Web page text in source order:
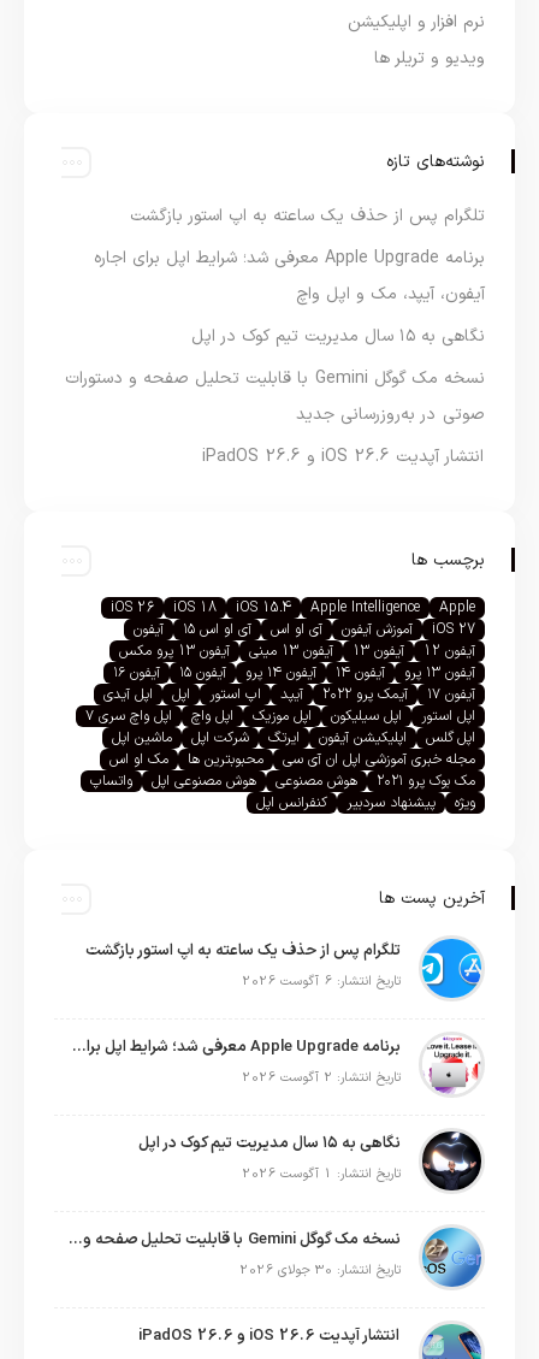
نرم افزار و اپلیکیشن
ویدیو و تریلر ها
نوشته‌های تازه
تلگرام پس از حذف یک ساعته به اپ استور بازگشت
برنامه Apple Upgrade معرفی شد؛ شرایط اپل برای اجاره
آیفون، آیپد، مک و اپل واچ
نگاهی به ۱۵ سال مدیریت تیم کوک در اپل
نسخه مک گوگل Gemini با قابلیت تحلیل صفحه و دستورات
صوتی در به‌روزرسانی جدید
انتشار آپدیت iOS 26.6 و iPadOS 26.6
برچسب ها
Apple
Apple Intelligence
iOS 15.4
iOS 18
iOS 26
iOS 27
آموزش آیفون آی او اس آی او اس ۱۵
آیفون
آیفون 12
آیفون 13 آیفون 13 مینی
آیفون 13 پرو مکس
آیفون ۱۳ پرو
آیفون ۱۴ آیفون ۱۴ پرو آیفون ۱۵
آیفون ۱۶
آیفون ۱۷
آیمک پرو ۲۰۲۲ آیپد اپ استور اپل
اپل آیدی
اپل استور
اپل سیلیکون اپل موزیک اپل واچ
اپل واچ سری ۷
اپل گلس
اپلیکیشن آیفون ایرتگ شرکت اپل
ماشین اپل
مجله خبری آموزشی اپل ان آی سی
محبوبترین ها
مک او اس
مک بوک پرو ۲۰۲۱
هوش مصنوعی هوش مصنوعی اپل
واتساپ
ویژه
پیشنهاد سردبیر کنفرانس اپل
آخرین پست ها
تلگرام پس از حذف یک ساعته به اپ استور بازگشت
تاریخ انتشار: 6 آگوست 2026
برنامه Apple Upgrade معرفی شد؛ شرایط اپل برای اجاره آیفون، آیپد، مک و اپل واچ
تاریخ انتشار: 2 آگوست 2026
نگاهی به ۱۵ سال مدیریت تیم کوک در اپل
تاریخ انتشار: 1 آگوست 2026
نسخه مک گوگل Gemini با قابلیت تحلیل صفحه و دستورات صوتی در به‌روزرسانی جدید
تاریخ انتشار: 30 جولای 2026
انتشار آپدیت iOS 26.6 و iPadOS 26.6